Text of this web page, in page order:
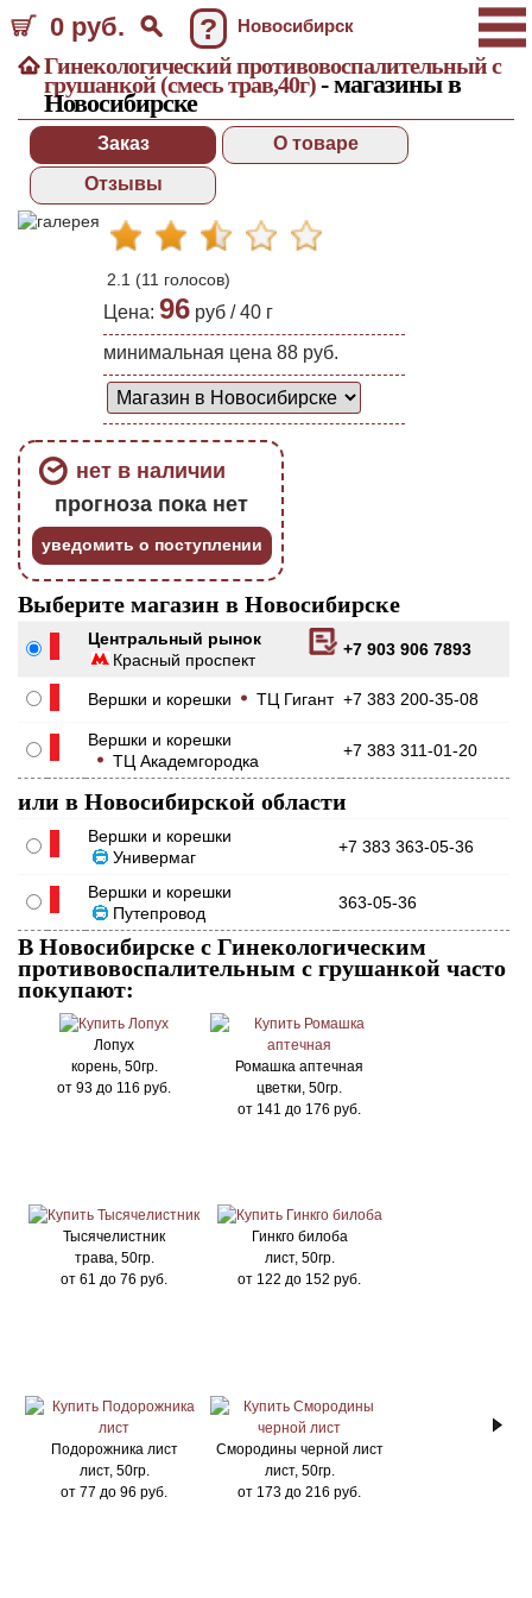
0 руб. ? Новосибирск
Гинекологический противовоспалительный с
грушанкой (смесь трав,40г)- магазины в
Новосибирске
Заказ
О товаре
Отзывы
2.1 (11 голосов)
Цена: 96 руб /40 г
минимальная цена 88 руб.
нет в наличии
прогноза пока нет
уведомить о поступлении
Выберите магазин в Новосибирске
Центральный рынок
Красный проспект
+7 903 906 7893
Вершки и корешки ТЦ Гигант +7 383 200-35-08
Вершки и корешки
ТЦ Академгородка
+7 383 311-01-20
или в Новосибирской области
Вершки и корешки
Универмаг
+7 383 363-05-36
Вершки и корешки
Путепровод
363-05-36
В Новосибирске с Гинекологическим
противовоспалительным с грушанкой часто
покупают:
Лопух
корень, 50гр.
от 93 до 116 руб.
Ромашка аптечная
цветки, 50гр.
от 141 до 176 руб.
Тысячелистник
трава, 50гр.
от 61 до 76 руб.
Гинкго билоба
лист, 50гр.
от 122 до 152 руб.
Подорожника лист
лист, 50гр.
от 77 до 96 руб.
Смородины черной лист
лист, 50гр.
от 173 до 216 руб.